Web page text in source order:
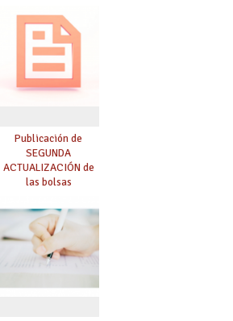
Publicación de
SEGUNDA
ACTUALIZACIÓN de
las bolsas
Cuerpo de Maestros
de especialidades
convocadas a
oposición